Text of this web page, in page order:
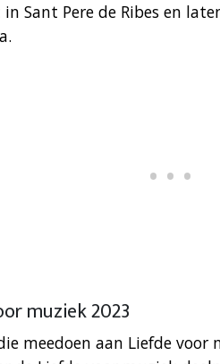
Sant Pere de Ribes en
muziek 2023
meedoen aan Liefde voor